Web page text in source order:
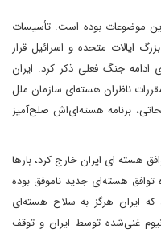
موضوعات بوده است. تأسیسات
هدف حملات بزرگ ایالات متحده و اسرائیل قرار
ادامه جنگ فعلی ذکر کرد. ایران
ناظران هسته‌ای سازمان ملل
برنامه هسته‌ای‌اش صلح‌آمیز
هسته ای ایران خارج کرد، بارها
توافق هسته‌ای جدید ناموفق بوده
ایران هرگز به سلاح هسته‌ای
غنی‌شده توسط ایران و توقف